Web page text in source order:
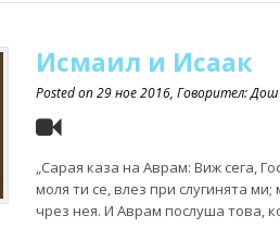
Исмаил и Исаак
Posted on29 ное 2016, Говорител:
„Сарая каза на Аврам: Виж сега,
моля ти се, влез при слугинята
чрез нея. И Аврам послуша това,